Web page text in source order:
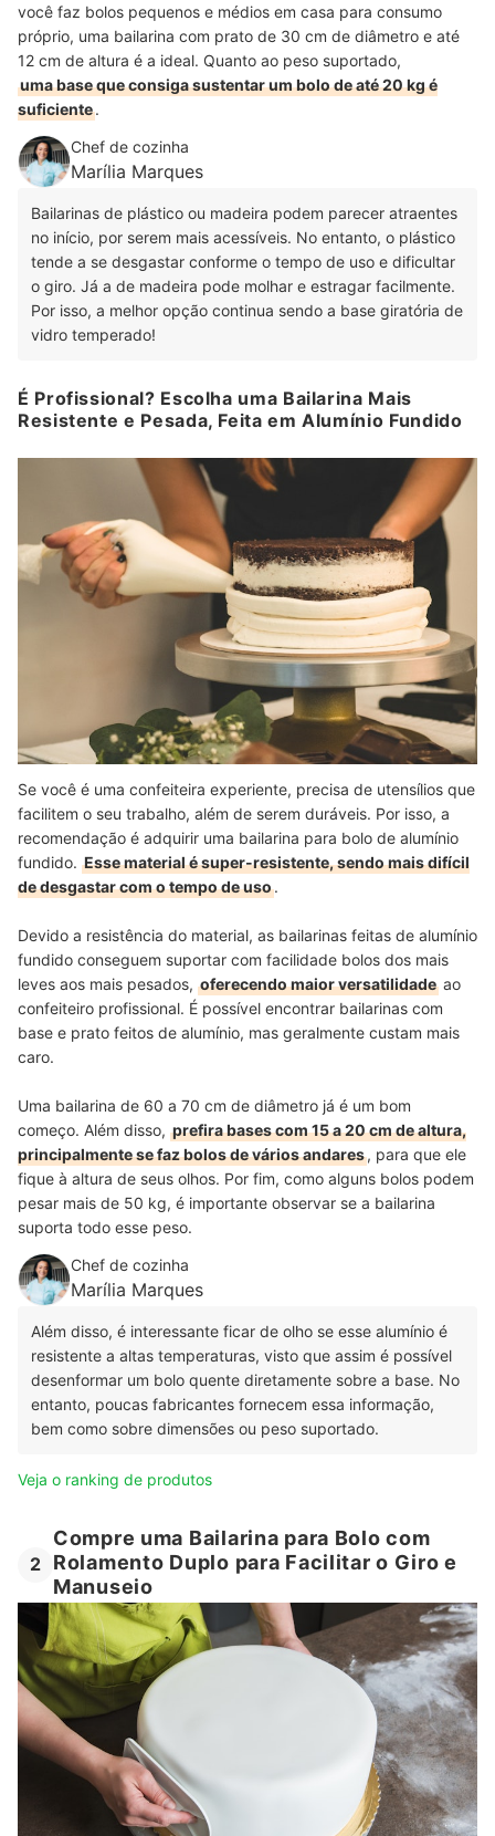
você faz bolos pequenos e médios em casa para consumo
próprio, uma bailarina com prato de 30 cm de diâmetro e até
12 cm de altura é a ideal. Quanto ao peso suportado,
uma base que consiga sustentar um bolo de até 20 kg é
suficiente.
Chef de cozinha
Marília Marques
Bailarinas de plástico ou madeira podem parecer atraentes
no início, por serem mais acessíveis. No entanto, o plástico
tende a se desgastar conforme o tempo de uso e dificultar
o giro. Já a de madeira pode molhar e estragar facilmente.
Por isso, a melhor opção continua sendo a base giratória de
vidro temperado!
É Profissional? Escolha uma Bailarina Mais
Resistente e Pesada, Feita em Alumínio Fundido
Se você é uma confeiteira experiente, precisa de utensílios que
facilitem o seu trabalho, além de serem duráveis. Por isso, a
recomendação é adquirir uma bailarina para bolo de alumínio
fundido. Esse material é super-resistente, sendo mais difícil
de desgastar com o tempo de uso.
Devido a resistência do material, as bailarinas feitas de alumínio
fundido conseguem suportar com facilidade bolos dos mais
leves aos mais pesados, oferecendo maior versatilidade ao
confeiteiro profissional. É possível encontrar bailarinas com
base e prato feitos de alumínio, mas geralmente custam mais
caro.
Uma bailarina de 60 a 70 cm de diâmetro já é um bom
começo. Além disso, prefira bases com 15 a 20 cm de altura,
principalmente se faz bolos de vários andares, para que ele
fique à altura de seus olhos. Por fim, como alguns bolos podem
pesar mais de 50 kg, é importante observar se a bailarina
suporta todo esse peso.
Chef de cozinha
Marília Marques
Além disso, é interessante ficar de olho se esse alumínio é
resistente a altas temperaturas, visto que assim é possível
desenformar um bolo quente diretamente sobre a base. No
entanto, poucas fabricantes fornecem essa informação,
bem como sobre dimensões ou peso suportado.
Veja o ranking de produtos
2
Compre uma Bailarina para Bolo com
Rolamento Duplo para Facilitar o Giro e
Manuseio